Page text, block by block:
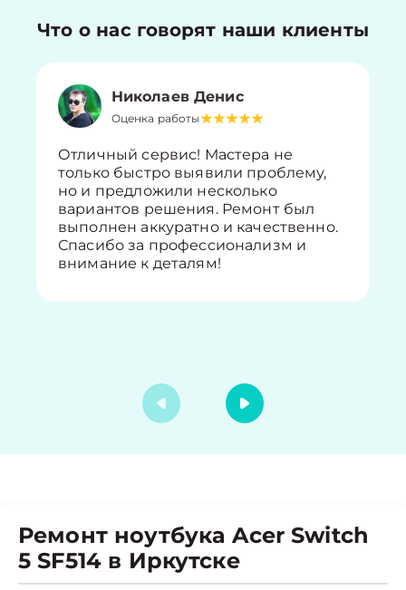
Что о нас говорят наши клиенты
Николаев Денис
Оценка работы
Отличный сервис! Мастера не
только быстро выявили проблему,
но и предложили несколько
вариантов решения. Ремонт был
выполнен аккуратно и качественно.
Спасибо за профессионализм и
внимание к деталям!
Ремонт ноутбука Acer Switch
5 SF514 в Иркутске